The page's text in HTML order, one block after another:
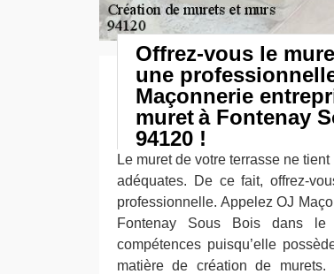
Offrez-vous le
une
Maçonnerie
muret à Fontenay
94120 !
Le muret de votre terrasse ne
adéquates. De ce fait, offrez-
professionnelle. Appelez OJ
Fontenay Sous Bois dans
compétences puisqu’elle
matière de création de